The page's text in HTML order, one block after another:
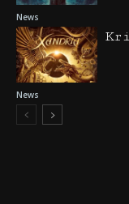
News
News